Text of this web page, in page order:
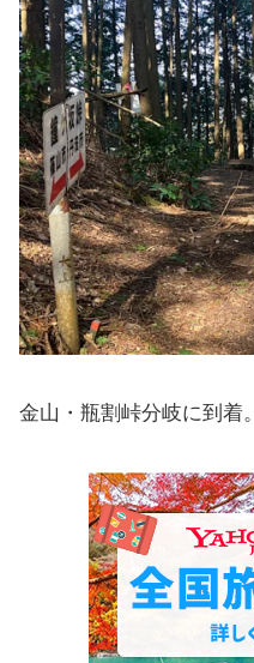
金山・瓶割峠分岐に到着。